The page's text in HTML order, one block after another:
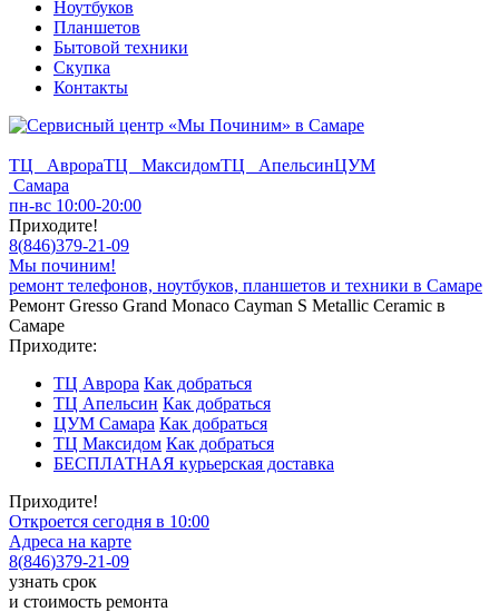
Ноутбуков
Планшетов
Бытовой техники
Скупка
Контакты
ТЦ АврораТЦ МаксидомТЦ АпельсинЦУМ
Самара
пн-вс 10:00-20:00
Приходите!
8(846)379-21-09
Мы починим!
ремонт телефонов, ноутбуков, планшетов и техники в Самаре
Ремонт Gresso Grand Monaco Cayman S Metallic Ceramic в
Самаре
Приходите:
ТЦ Аврора Как добраться
ТЦ Апельсин Как добраться
ЦУМ Самара Как добраться
ТЦ Максидом Как добраться
БЕСПЛАТНАЯ курьерская доставка
Приходите!
Откроется сегодня в 10:00
Адреса на карте
8(846)379-21-09
узнать срок
и стоимость ремонта